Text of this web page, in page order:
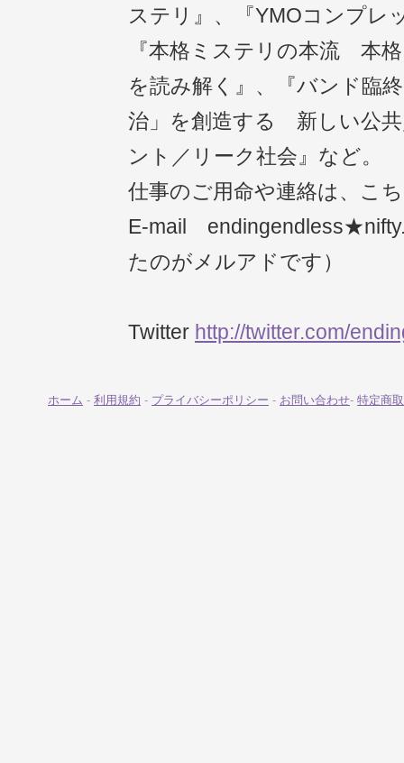
ステリ』、『YMOコンプレ
『本格ミステリの本流 本
を読み解く』、『バンド臨
治」を創造する 新しい公
ント／リーク社会』など。
仕事のご用命や連絡は、こ
E-mail
たのがメルアドです）
Twitter http://twitter.com/
ホーム - 利用規約 - プライバシーポリシー - お問い合わせ- 特定商